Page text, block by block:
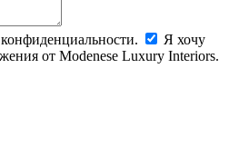
Я хочу
от Modenese Luxury Interiors.